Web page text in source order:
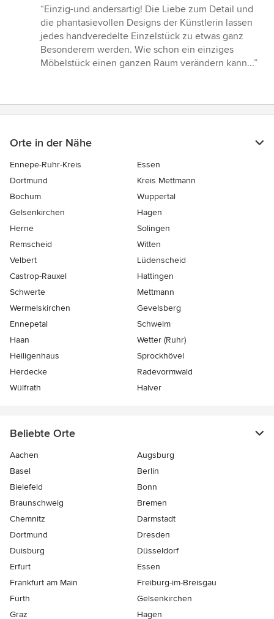
Bewertung:
5
von
5
Sternen
“Einzig-und andersartig! Die Liebe zum Detail und
die phantasievollen Designs der Künstlerin lassen
jedes handveredelte Einzelstück zu etwas ganz
Besonderem werden. Wie schon ein einziges
Möbelstück einen ganzen Raum verändern kann...”
Orte in der Nähe
Ennepe-Ruhr-Kreis
Essen
Dortmund
Kreis Mettmann
Bochum
Wuppertal
Gelsenkirchen
Hagen
Herne
Solingen
Remscheid
Witten
Velbert
Lüdenscheid
Castrop-Rauxel
Hattingen
Schwerte
Mettmann
Wermelskirchen
Gevelsberg
Ennepetal
Schwelm
Haan
Wetter (Ruhr)
Heiligenhaus
Sprockhövel
Herdecke
Radevormwald
Wülfrath
Halver
Beliebte Orte
Aachen
Augsburg
Basel
Berlin
Bielefeld
Bonn
Braunschweig
Bremen
Chemnitz
Darmstadt
Dortmund
Dresden
Duisburg
Düsseldorf
Erfurt
Essen
Frankfurt am Main
Freiburg-im-Breisgau
Fürth
Gelsenkirchen
Graz
Hagen